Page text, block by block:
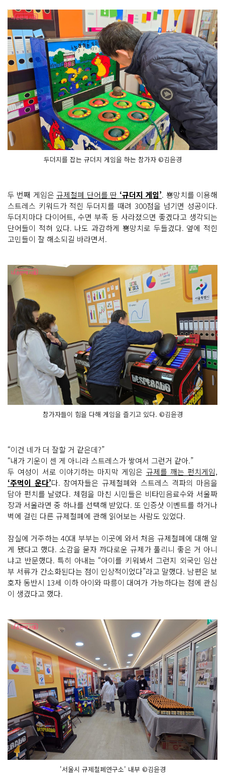
두더지를 잡는 규더지 게임을 하는 참가자 ©김윤경
두 번째 게임은규제철폐 단어를 딴 ‘규더지 게임’. 뿅망치를 이용해
스트레스 키워드가 적힌 두더지를 때려 300점을 넘기면 성공이다.
두더지마다 다이어트, 수면 부족 등 사라졌으면 좋겠다고 생각되는
단어들이 적혀 있다. 나도 과감하게 뿅망치로 두들겼다. 옆에 적힌
고민들이 잘 해소되길 바라면서.
참가자들이 힘을 다해 게임을 즐기고 있다. ©김윤경
“이건 네가 더 잘할 거 같은데?”
“내가 기운이 센 게 아니라 스트레스가 쌓여서 그런거 같아.”
두 여성이 서로 이야기하는 마지막 게임은 규제를 깨는 펀치게임,
‘주먹이 운다’다. 참여자들은 규제철폐와 스트레스 격파의 마음을
담아 펀치를 날렸다. 체험을 마친 시민들은 비타민음료수와 서울짜
장과 서울라면 중 하나를 선택해 받았다. 또 인증샷 이벤트를 하거나
벽에 걸린 다른 규제철폐에 관해 읽어보는 사람도 있었다.
잠실에 거주하는 40대 부부는 이곳에 와서 처음 규제철폐에 대해 알
게 됐다고 했다. 소감을 묻자 까다로운 규제가 풀리니 좋은 거 아니
냐고 반문했다. 특히 아내는 “아이를 키워봐서 그런지 외국인 임산
부 서류가 간소화된다는 점이 인상적이었다”라고 말했다. 남편은 보
호자 동반시 13세 이하 아이와 따릉이 대여가 가능하다는 점에 관심
이 생겼다고 했다.
'서울시 규제철폐연구소' 내부 ©김윤경